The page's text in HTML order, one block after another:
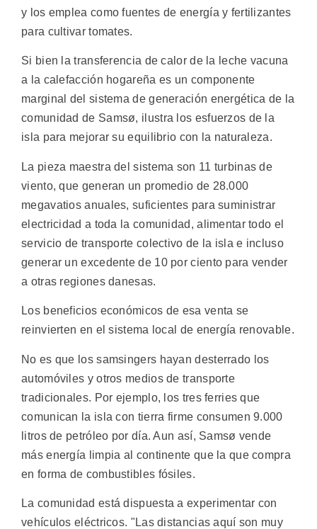
y los emplea como fuentes de energía y fertilizantes
para cultivar tomates.
Si bien la transferencia de calor de la leche vacuna
a la calefacción hogareña es un componente
marginal del sistema de generación energética de la
comunidad de Samsø, ilustra los esfuerzos de la
isla para mejorar su equilibrio con la naturaleza.
La pieza maestra del sistema son 11 turbinas de
viento, que generan un promedio de 28.000
megavatios anuales, suficientes para suministrar
electricidad a toda la comunidad, alimentar todo el
servicio de transporte colectivo de la isla e incluso
generar un excedente de 10 por ciento para vender
a otras regiones danesas.
Los beneficios económicos de esa venta se
reinvierten en el sistema local de energía renovable.
No es que los samsingers hayan desterrado los
automóviles y otros medios de transporte
tradicionales. Por ejemplo, los tres ferries que
comunican la isla con tierra firme consumen 9.000
litros de petróleo por día. Aun así, Samsø vende
más energía limpia al continente que la que compra
en forma de combustibles fósiles.
La comunidad está dispuesta a experimentar con
vehículos eléctricos. "Las distancias aquí son muy